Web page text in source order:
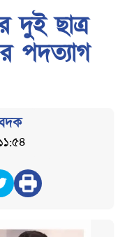
দুই ছাত্র
পদত্যাগ